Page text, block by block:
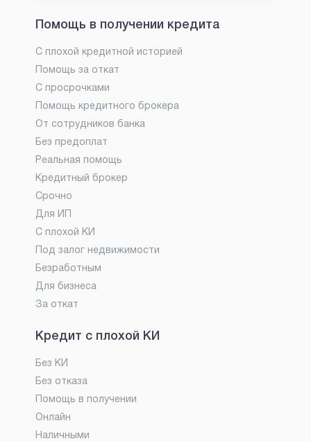
Помощь в получении кредита
С плохой кредитной историей
Помощь за откат
С просрочками
Помощь кредитного брокера
От сотрудников банка
Без предоплат
Реальная помощь
Кредитный брокер
Срочно
Для ИП
С плохой КИ
Под залог недвижимости
Безработным
Для бизнеса
За откат
Кредит с плохой КИ
Без КИ
Без отказа
Помощь в получении
Онлайн
Наличными